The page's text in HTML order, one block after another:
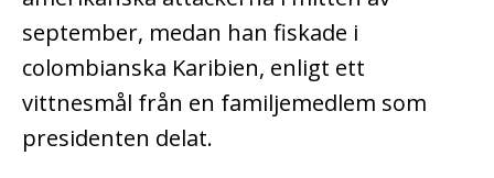
september, medan han fiskade i
colombianska Karibien, enligt ett
vittnesmål från en familjemedlem som
presidenten delat.